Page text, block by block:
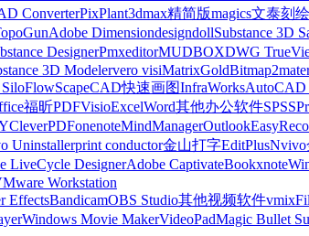
ConverterPixPlant3dmax精简版magics文泰刻绘
Adobe DimensiondesigndollSubstance 3D
DesignerPmxeditorMUDBOXDWG
3D Modelervero visiMatrixGold
SiloFlowScapeCAD快速画图InfraWorksAutoCAD
福昕PDFVisioExcelWord其他办公软件SPSS
CleverPDFonenoteMindManagerOutlook
Uninstallerprint conductor金山打字EditPlusNvivo
LiveCycle DesignerAdobe CaptivateBookxnote
Workstation
EffectsBandicamOBS Studio其他视频软件vmix
Windows Movie MakerVideoPadMagic Bullet